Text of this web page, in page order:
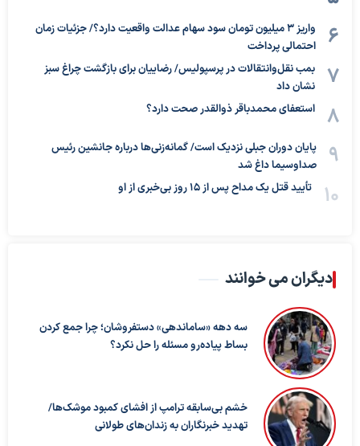
واریز ۳ میلیون تومان سود سهام عدالت واقعیت دارد؟/ جزئیات زمان
احتمالی پرداخت
بمب نقل‌وانتقالات در پرسپولیس/ رضاییان برای بازگشت چراغ سبز
نشان داد
استعفای محمدباقر ذوالقدر صحت دارد؟
پایان دوران جبلی نزدیک است/ گمانه‌زنی‌ها درباره جانشین رئیس
صداوسیما داغ شد
تأیید قتل یک مداح پس از ۱۵ روز بی‌خبری از او
دیگران می خوانند
سه دهه «ساماندهی» دستفروشان؛ چرا جمع کردن
بساط پیاده‌رو مسئله را حل نکرد؟
خشم بی‌سابقه ترامپ از افشای کمبود موشک‌ها/
تهدید خبرنگاران به زندان‌های طولانی